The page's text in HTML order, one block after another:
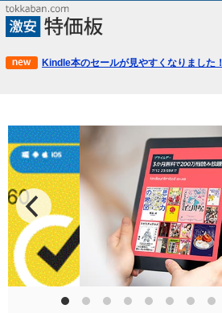
Kindle本のセールが見やすくなりました！